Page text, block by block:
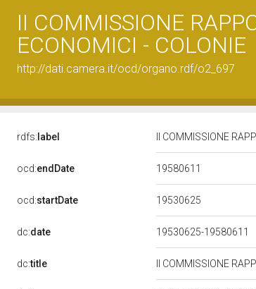
II COMMISSIONE
ECONOMICI - COLONIE
http://dati.camera.it/ocd/organo.rdf/o2_697
rdfs: label II COMMISSIONE
ocd:endDate 19580611
ocd:startDate 19530625
dc:date 19530625-19580611
dc:title II COMMISSIONE